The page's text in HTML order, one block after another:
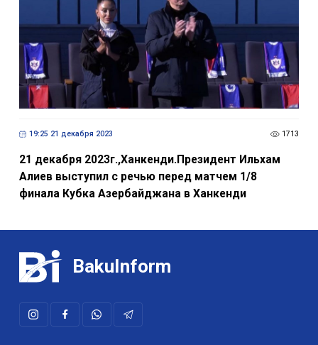
19:25 21 декабря 2023 1713
21 декабря 2023г.,Ханкенди.Президент Ильхам
Алиев выступил с речью перед матчем 1/8
финала Кубка Азербайджана в Ханкенди
BakuInform